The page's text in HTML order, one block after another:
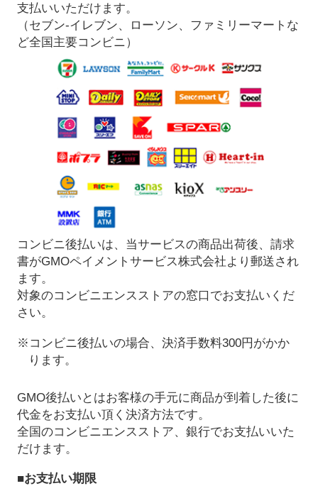
支払いいただけます。
（セブン-イレブン、ローソン、ファミリーマートな
ど全国主要コンビニ）
コンビニ後払いは、当サービスの商品出荷後、請求
書がGMOペイメントサービス株式会社より郵送され
ます。
対象のコンビニエンスストアの窓口でお支払いくだ
さい。
※コンビニ後払いの場合、決済手数料300円がかか
ります。
GMO後払いとはお客様の手元に商品が到着した後に
代金をお支払い頂く決済方法です。
全国のコンビニエンスストア、銀行でお支払いいた
だけます。
■お支払い期限